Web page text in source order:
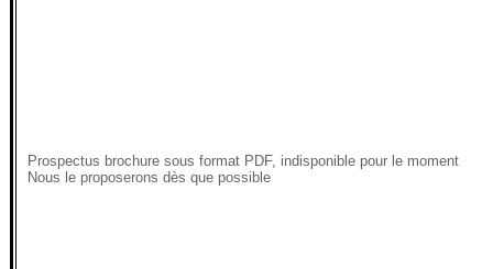
Prospectus brochure sous format PDF, indisponible pour le moment
Nous le proposerons dès que possible